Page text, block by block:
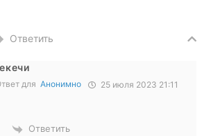
Ответить
для Анонимно 25 июля 2023 21:11
Ответить